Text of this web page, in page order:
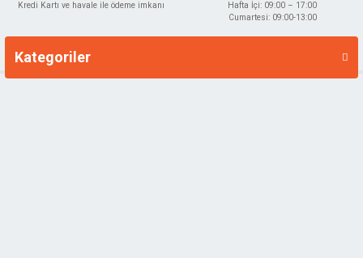
Kredi Kartı ve havale ile ödeme imkanı
Hafta İçi: 09:00 – 17:00
Cumartesi: 09:00-13:00
Kategoriler
Markalar